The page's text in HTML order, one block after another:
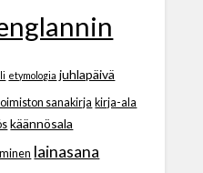
etymologia juhlapäivä
sanakirja kirja-ala
käännösala
lainasana